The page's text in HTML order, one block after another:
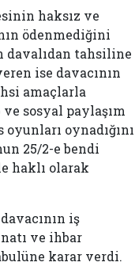
haksız ve
ödenmediğini
davalıdan tahsiline
ise davacının
amaçlarla
sosyal paylaşım
oynadığını
25/2-e bendi
haklı olarak
iş
ve ihbar
karar verdi.